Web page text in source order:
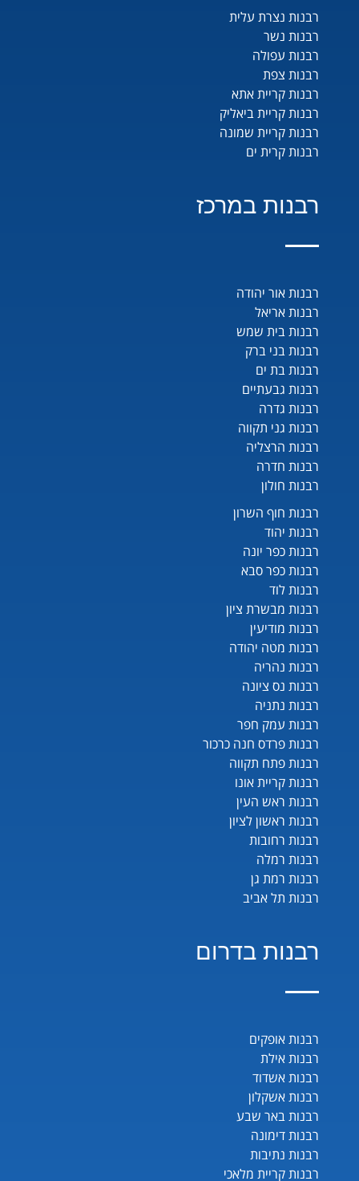
רבנות נצרת עלית
רבנות נשר
רבנות עפולה
רבנות צפת
רבנות קריית אתא
רבנות קריית ביאליק
רבנות קריית שמונה
רבנות קרית ים
רבנות במרכז
רבנות אור יהודה
רבנות אריאל
רבנות בית שמש
רבנות בני ברק
רבנות בת ים
רבנות גבעתיים
רבנות גדרה
רבנות גני תקווה
רבנות הרצליה
רבנות חדרה
רבנות חולון
רבנות חוף השרון
רבנות יהוד
רבנות כפר יונה
רבנות כפר סבא
רבנות לוד
רבנות מבשרת ציון
רבנות מודיעין
רבנות מטה יהודה
רבנות נהריה
רבנות נס ציונה
רבנות נתניה
רבנות עמק חפר
רבנות פרדס חנה כרכור
רבנות פתח תקווה
רבנות קריית אונו
רבנות ראש העין
רבנות ראשון לציון
רבנות רחובות
רבנות רמלה
רבנות רמת גן
רבנות תל אביב
רבנות בדרום
רבנות אופקים
רבנות אילת
רבנות אשדוד
רבנות אשקלון
רבנות באר שבע
רבנות דימונה
רבנות נתיבות
רבנות קריית מלאכי